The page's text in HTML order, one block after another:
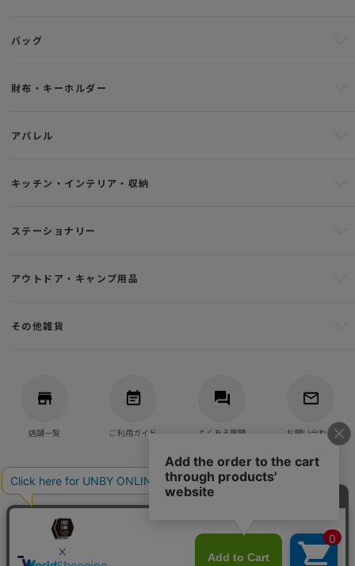
バッグ
財布・キーホルダー
アパレル
キッチン・インテリア・収納
ステーショナリー
アウトドア・キャンプ用品
その他雑貨
店舗一覧 ご利用ガイド よくある質問 お問い合わせ
バッグ・アウトドア・キャンプ用品の通販
UNBY GENERAL GOODS STORE